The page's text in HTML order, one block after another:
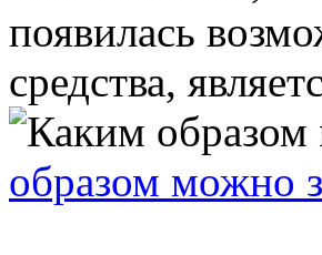
появилась
средства,
образом можно